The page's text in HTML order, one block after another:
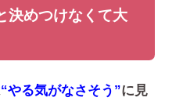
決めつけなくて大
“やる気がなさそう”に見